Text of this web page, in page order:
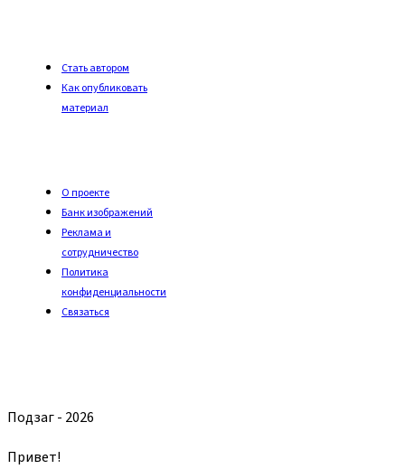
Стать автором
Как опубликовать
материал
О проекте
Банк изображений
Реклама и
сотрудничество
Политика
конфиденциальности
Связаться
Подзаг - 2026
Привет!